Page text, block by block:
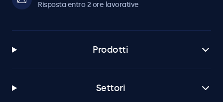
Risposta entro 2 ore lavorative
Prodotti
Settori